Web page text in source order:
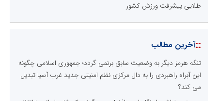
طلایی پیشرفت ورزش کشور
::آخرین مطالب
تنگه هرمز دیگر به وضعیت سابق برنمی گردد؛ جمهوری اسلامی چگونه
این آبراه راهبردی را به دال مرکزی نظم امنیتی جدید غرب آسیا تبدیل
می کند؟